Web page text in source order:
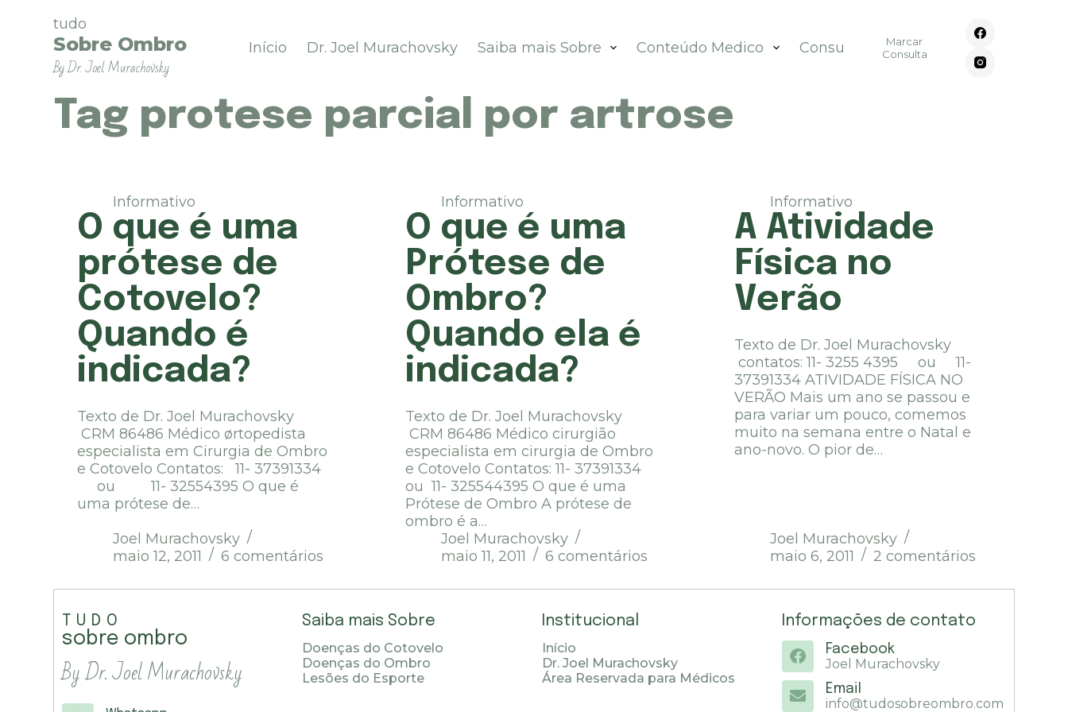
tudo
Sobre Ombro
By Dr. Joel Murachovsky
Início Dr. Joel Murachovsky Saiba mais Sobre Conteúdo Medico Consultórios Contato
Marcar
Consulta
Tag protese parcial por artrose
Informativo
O que é uma
prótese de
Cotovelo?
Quando é
indicada?
Texto de Dr. Joel Murachovsky
CRM 86486 Médico ørtopedista
especialista em Cirurgia de Ombro
e Cotovelo Contatos: 11- 37391334
ou 11- 32554395 O que é
uma prótese de…
Joel Murachovsky
maio 12, 2011
6 comentários
Informativo
O que é uma
Prótese de
Ombro?
Quando ela é
indicada?
Texto de Dr. Joel Murachovsky
CRM 86486 Médico cirurgião
especialista em cirurgia de Ombro
e Cotovelo Contatos: 11- 37391334
ou 11- 325544395 O que é uma
Prótese de Ombro A prótese de
ombro é a…
Joel Murachovsky
maio 11, 2011
6 comentários
Informativo
A Atividade
Física no
Verão
Texto de Dr. Joel Murachovsky
contatos: 11- 3255 4395 ou 11-
37391334 ATIVIDADE FÍSICA NO
VERÃO Mais um ano se passou e
para variar um pouco, comemos
muito na semana entre o Natal e
ano-novo. O pior de…
Joel Murachovsky
maio 6, 2011
2 comentários
TUDO
sobre ombro
By Dr. Joel Murachovsky
Saiba mais Sobre
Doenças do Cotovelo
Doenças do Ombro
Lesões do Esporte
Institucional
Início
Dr. Joel Murachovsky
Área Reservada para Médicos
Informações de contato
Facebook
Joel Murachovsky
Email
info@tudosobreombro.com